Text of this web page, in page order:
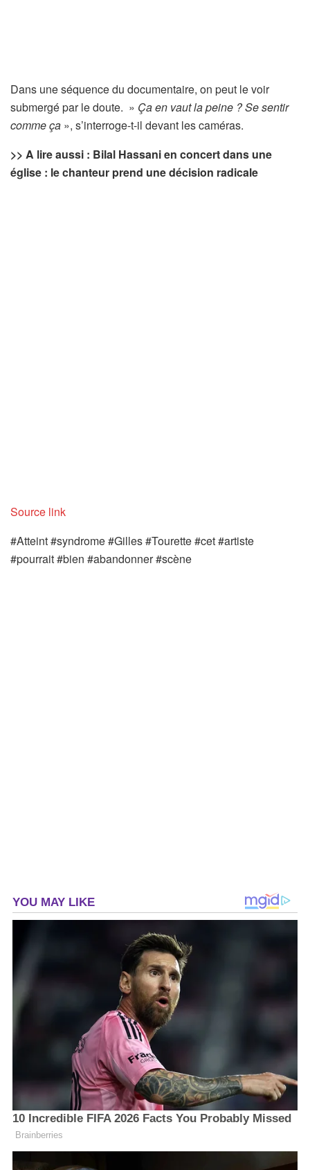
Dans une séquence du documentaire, on peut le voir
submergé par le doute. » Ça en vaut la peine ? Se sentir
comme ça », s’interroge-t-il devant les caméras.
>> A lire aussi : Bilal Hassani en concert dans une
église : le chanteur prend une décision radicale
Source link
#Atteint #syndrome #Gilles #Tourette #cet #artiste
#pourrait #bien #abandonner #scène